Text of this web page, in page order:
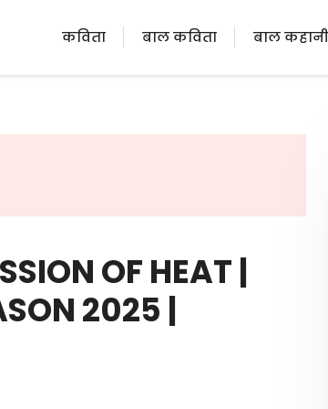
कविता बाल कविता बाल कहानी
OF HEAT |
2025 |